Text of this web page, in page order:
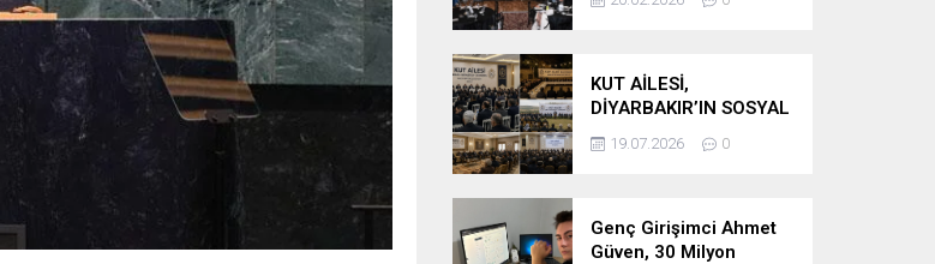
Liste Güven Tazeledi
KUT AİLESİ,
DİYARBAKIR’IN SOSYAL
YAPISINDA GÜÇLÜ
YERİNİ KORUYOR
19.07.2026 0
Genç Girişimci Ahmet
Güven, 30 Milyon